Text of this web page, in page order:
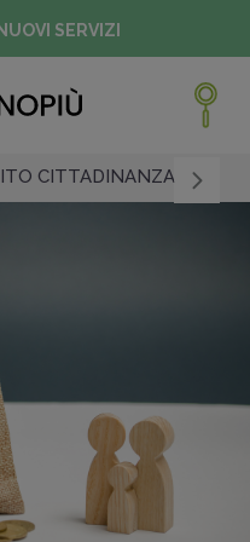
SERVIZI
CITTADINANZA